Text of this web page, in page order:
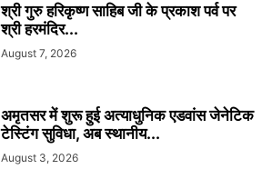
श्री गुरु हरिकृष्ण साहिब जी के प्रकाश पर्व पर
श्री हरमंदिर...
August 7, 2026
अमृतसर में शुरू हुई अत्याधुनिक एडवांस जेनेटिक
टेस्टिंग सुविधा, अब स्थानीय...
August 3, 2026